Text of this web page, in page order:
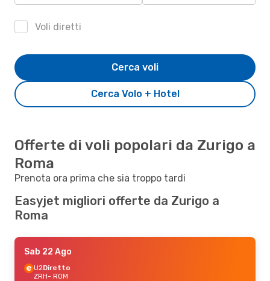
Voli diretti
Cerca Volo + Hotel
Cerca voli
Offerte di voli popolari da Zurigo a
Roma
Prenota ora prima che sia troppo tardi
Easyjet migliori offerte da Zurigo a
Roma
Sab 22 Ago
U2Diretto
ZRH- ROM